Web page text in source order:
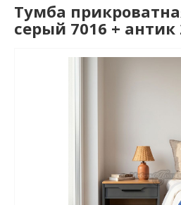
Тумба
серый 7016 + антик